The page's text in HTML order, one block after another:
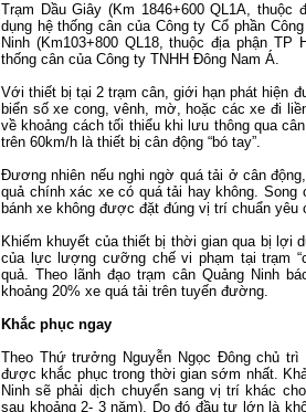
Trạm Dầu Giây (Km 1846+600 QL1A,
dụng hệ thống cân của Công ty Cổ phần
Ninh (Km103+800 QL18, thuộc địa phận TP
thống cân của Công ty TNHH Đông Nam Á.
Với thiết bị tại 2 trạm cân, giới hạn phát hiện
biển số xe cong, vênh, mờ, hoặc các xe đi
về khoảng cách tối thiểu khi lưu thông qua
trên 60km/h là thiết bị cân động “bó tay”.
Đương nhiên nếu nghi ngờ quá tải ở cân
quả chính xác xe có quá tải hay không.
bánh xe không được đặt đúng vị trí chuẩn yêu
Khiếm khuyết của thiết bị thời gian qua bị lợi
của lực lượng cưỡng chế vi phạm tại trạm
quả. Theo lãnh đạo trạm cân Quảng Ninh
khoảng 20% xe quá tải trên tuyến đường.
Khắc phục ngay
Theo Thứ trưởng Nguyễn Ngọc Đông chủ
được khắc phục trong thời gian sớm nhất.
Ninh sẽ phải dịch chuyển sang vị trí khác
sau khoảng 2- 3 năm). Do đó đầu tư lớn là